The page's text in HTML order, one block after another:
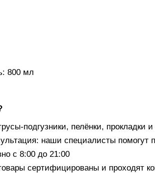
800 мл
подгузники, пелёнки, прокладки
наши специалисты помогут
с 8:00 до 21:00
сертифицированы и проходят